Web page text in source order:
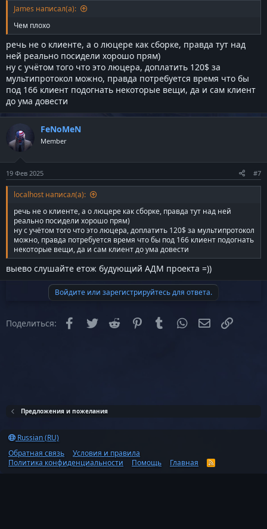
James написал(а):
Чем плохо
речь не о клиенте, а о люцере как сборке, правда тут над
ней реально посидели хорошо прям)
ну с учётом того что это люцера, доплатить 120$ за
мультипротокол можно, правда потребуется время что бы
под 166 клиент подогнать некоторые вещи, да и сам клиент
до ума довести
FeNoMeN
Member
19 Фев 2025 #7
localhost написал(а):
речь не о клиенте, а о люцере как сборке, правда тут над ней
реально посидели хорошо прям)
ну с учётом того что это люцера, доплатить 120$ за мультипротокол
можно, правда потребуется время что бы под 166 клиент подогнать
некоторые вещи, да и сам клиент до ума довести
выево слушайте етож будующий АДМ проекта =))
Войдите или зарегистрируйтесь для ответа.
Поделиться: FacebookTwitter Reddit PinterestTumblr WhatsApp
Предложения и пожелания
Russian (RU)
Обратная связь
Условия и правила
Политика конфиденциальности
Помощь Главная
R
S